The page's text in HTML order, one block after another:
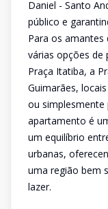
Daniel - Santo
público e
Para os amantes
várias opções de
Praça Itatiba, a
Guimarães,
ou simplesmente
apartamento é
um equilíbrio
urbanas,
uma região bem
lazer.